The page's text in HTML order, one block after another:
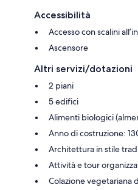
Accessibilità
Accesso con scalini
Ascensore
Altri servizi/dotazioni
2 piani
5 edifici
Alimenti biologici
Anno di costruzione:
Architettura in stile
Attività e tour
Colazione vegetariana